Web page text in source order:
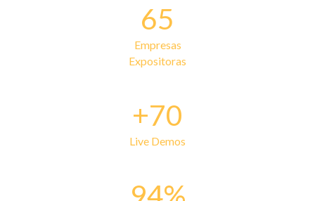
65
Empresas
Expositoras
+70
Live Demos